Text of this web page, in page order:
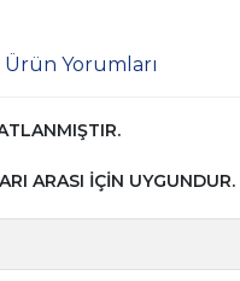
Ürün Yorumları
ARASI İÇİN UYGUNDUR.